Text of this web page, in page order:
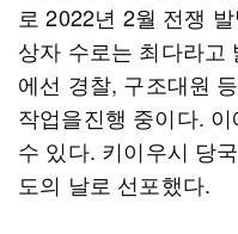
로 2022년 2월 전쟁
상자 수로는 최다라고
에선 경찰, 구조대원
작업을진행 중이다.
수 있다. 키이우시 당
도의 날로 선포했다.